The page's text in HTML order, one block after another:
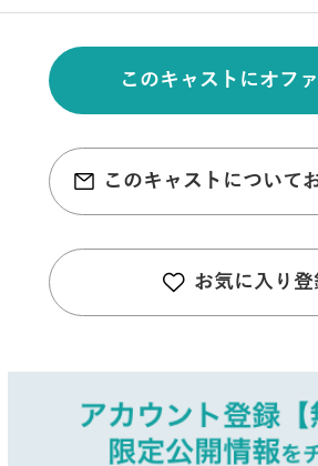
このキャストにオフ
このキャストについて
お気に入り登